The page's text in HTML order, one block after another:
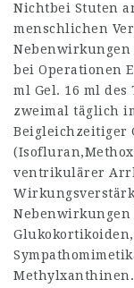
Nichtbei Stuten
menschlichen
bei Operationen
ml Gel. 16 ml
zweimal täglich
Beigleichzeitiger
ventrikulärer